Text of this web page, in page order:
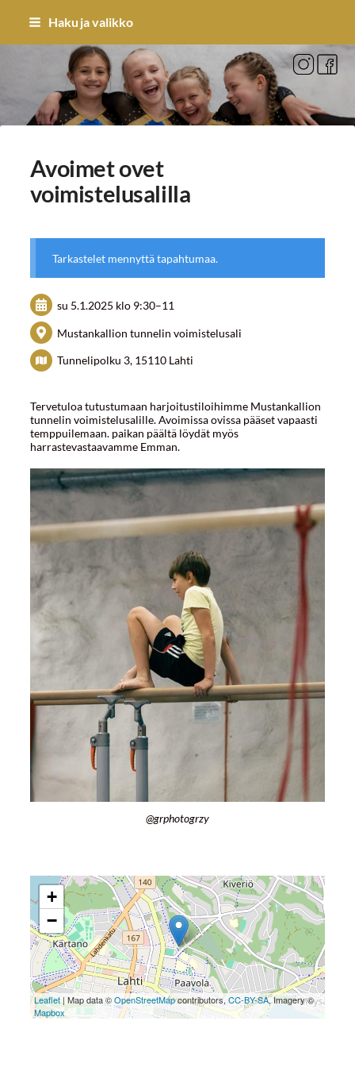
Siirry
sivun
sisältöön
Haku ja valikko
Sivuston etusivulle
Avoimet ovet
voimistelusalilla
Tarkastelet mennyttä tapahtumaa.
su 5.1.2025 klo 9:30–11
Mustankallion tunnelin voimistelusali
Tunnelipolku 3, 15110 Lahti
Tervetuloa tutustumaan harjoitustiloihimme Mustankallion
tunnelin voimistelusalille. Avoimissa ovissa pääset vapaasti
temppuilemaan. paikan päältä löydät myös
harrastevastaavamme Emman.
+
−
Leaflet| Map data ©OpenStreetMapcontributors,CC-BY-SA, Imagery ©
Mapbox